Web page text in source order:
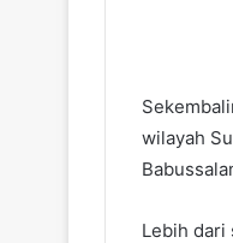
wilayah
Lebih dari